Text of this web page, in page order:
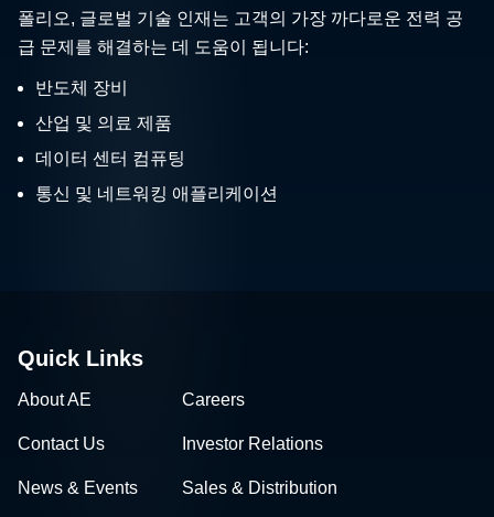
폴리오, 글로벌 기술 인재는 고객의 가장 까다로운 전력 공
급 문제를 해결하는 데 도움이 됩니다:
반도체 장비
산업 및 의료 제품
데이터 센터 컴퓨팅
통신 및 네트워킹 애플리케이션
Quick Links
About AE Careers
Contact Us Investor Relations
News & Events Sales & Distribution